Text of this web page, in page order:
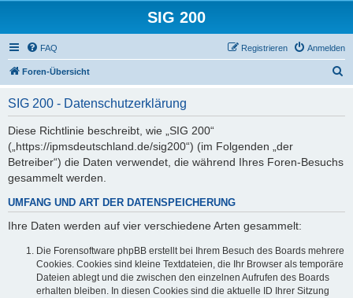
SIG 200
FAQ Anmelden
Registrieren
Foren-Übersicht
SIG 200 - Datenschutzerklärung
Diese Richtlinie beschreibt, wie „SIG 200“
(„https://ipmsdeutschland.de/sig200“) (im Folgenden „der
Betreiber“) die Daten verwendet, die während Ihres Foren-Besuchs
gesammelt werden.
UMFANG UND ART DER DATENSPEICHERUNG
Ihre Daten werden auf vier verschiedene Arten gesammelt:
Die Forensoftware phpBB erstellt bei Ihrem Besuch des Boards mehrere
Cookies. Cookies sind kleine Textdateien, die Ihr Browser als temporäre
Dateien ablegt und die zwischen den einzelnen Aufrufen des Boards
erhalten bleiben. In diesen Cookies sind die aktuelle ID Ihrer Sitzung